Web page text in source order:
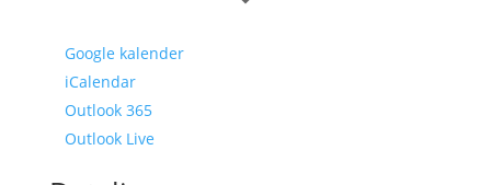
Google kalender
iCalendar
Outlook 365
Outlook Live